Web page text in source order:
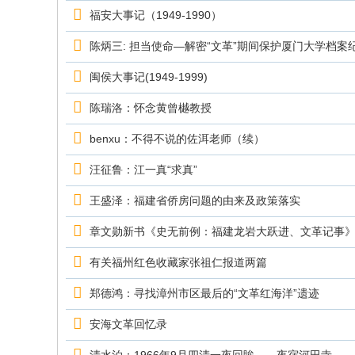
究
福安大事记（1949-1990）
陈炳三: 担当使命—解密“文革”期间保护厦门大学档案
闽侯大事记(1949-1999)
陈瑞洛：怀念黄曾樾教授
benxu：不得不说的佐洱老师（续）
汪征鲁：江一真“求真”
王盛泽：福建省侨房问题的由来及政策落实
章文勋新书《史无前例：福建龙岩大跃进、文革记事》
有关福州红色收藏家张祖仁报道两篇
郑德鸿：寻找漳州市区最后的“文革红海洋”遗迹
安海文革回忆录